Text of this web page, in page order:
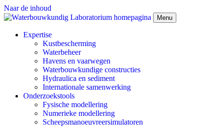
Naar de inhoud
Menu
Expertise
Kustbescherming
Waterbeheer
Havens en vaarwegen
Waterbouwkundige constructies
Hydraulica en sediment
Internationale samenwerking
Onderzoekstools
Fysische modellering
Numerieke modellering
Scheepsmanoeuvreersimulatoren